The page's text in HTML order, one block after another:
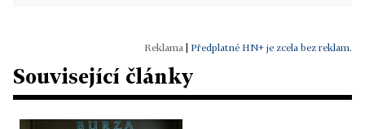
Předplatné HN+ je zcela bez reklam.
Související články